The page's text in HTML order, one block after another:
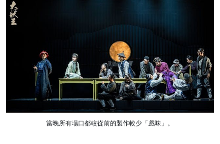
當晚所有場口都較從前的製作較少「戲味」。